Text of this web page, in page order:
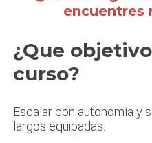
encuentres
¿Que
curso?
Escalar con autonomía y
largos equipadas.